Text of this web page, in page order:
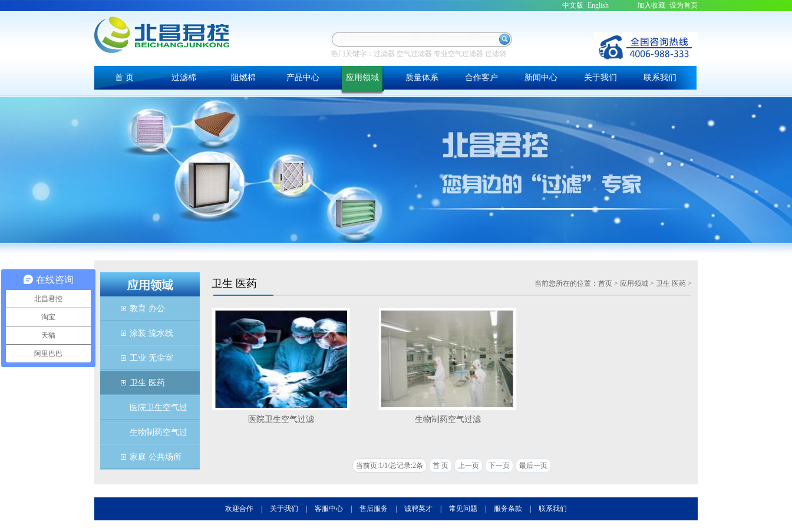
中文版 ·English 加入收藏 ·设为首页
热门关键字： 过滤器 空气过滤器 专业空气过滤器 过滤袋
首 页 过滤棉 阻燃棉 产品中心 应用领域 质量体系 合作客户 新闻中心 关于我们 联系我们
教育 办公
涂装 流水线
工业 无尘室
卫生 医药
医院卫生空气过
生物制药空气过
家庭 公共场所
卫生 医药 当前您所在的位置： 首页 > 应用领域 > 卫生 医药 >
医院卫生空气过滤 生物制药空气过滤
当前页:1/1/总记录:2条 首 页 上一页 下一页 最后一页
欢迎合作 关于我们 客服中心 售后服务 诚聘英才 常见问题 服务条款 联系我们
在线咨询
北昌君控
淘宝
天猫
阿里巴巴